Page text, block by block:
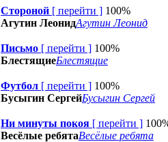
Стороной [ перейти ] 100%
Агутин ЛеонидАгутин Леонид
Письмо [ перейти ] 100%
БлестящиеБлестящие
Футбол [ перейти ] 100%
Бусыгин СергейБусыгин Сергей
Ни минуты покоя [ перейти ]
Весёлые ребятаВесёлые ребята